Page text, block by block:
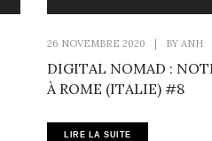
26 NOVEMBRE 2020 BY ANH
DIGITAL NOMAD :
À ROME (ITALIE) #8
LIRE LA SUITE